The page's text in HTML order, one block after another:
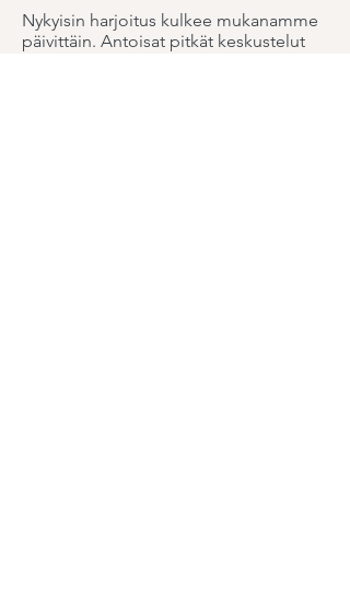
Nykyisin harjoitus kulkee mukanamme
päivittäin. Antoisat pitkät keskustelut